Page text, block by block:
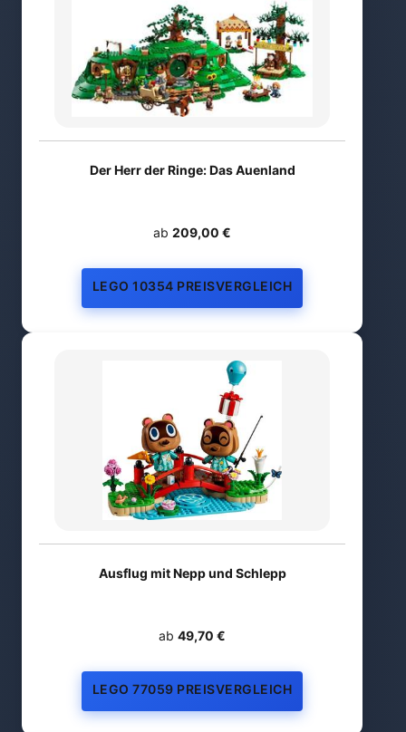
Der Herr der Ringe: Das Auenland
ab 209,00 €
LEGO 10354 PREISVERGLEICH
Ausflug mit Nepp und Schlepp
ab 49,70 €
LEGO 77059 PREISVERGLEICH